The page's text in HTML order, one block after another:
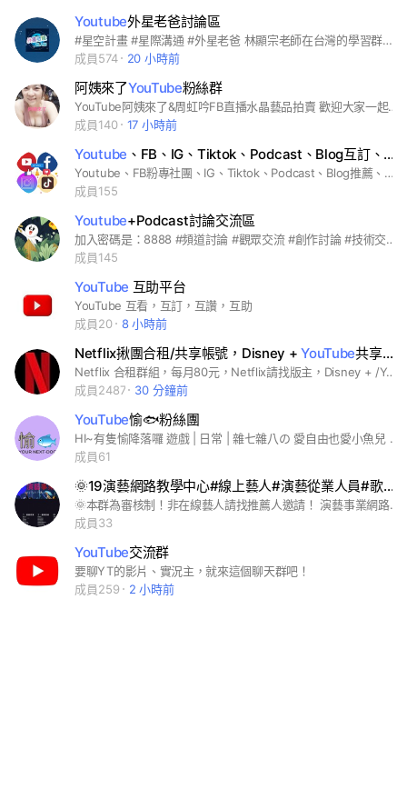
Youtube外星老爸討論區
#星空計畫 #星際溝通 #外星老爸 林顯宗老師在台灣的學習群組，以深層溝通、身心靈、宇宙星際訊息為主
成員574
20 小時前
阿姨來了YouTube粉絲群
YouTube阿姨來了&周虹吟FB直播水晶藝品拍賣 歡迎大家一起參與交流，切勿人身攻擊
成員140
17 小時前
Youtube 、FB、IG、Tiktok、Podcast、Blog互訂、互看,素材分享交流群
Youtube、FB粉專社團、IG、Tiktok、Podcast、Blog推薦、互訂、互看，歡迎分享或詢問有關製作網頁、影片素材互相交流，不歡迎招呼文、農場文、徵才文、廣告文、直播文、政治文、違反法律、公共秩序或善良風俗者等文章或圖片，一經發現一律刪除貼文+封鎖處理，恕不事先通知，勿發起團購、代購、買賣、交換、贈送。 #YouTube#Facebook#Podcast#IG#免費素材#Tiktok
成員155
Youtube+Podcast討論交流區
加入密碼是：8888 #頻道討論 #觀眾交流 #創作討論 #技術交流 #如何入門 #youtube #podcast
成員145
YouTube 互助平台
YouTube 互看，互訂，互讚，互助
成員20
8 小時前
Netflix揪團合租/共享帳號，Disney +YouTube共享帳號合租歡迎加入，疑難雜症討論
Netflix 合租群組，每月80元，Netflix請找版主，Disney + /Youtube Premium合租群組，每月58元
成員2487
30 分鐘前
YouTube愉🐟粉絲團
HI~有隻愉降落囉 遊戲 | 日常 | 雜七雜八の 愛自由也愛小魚兒 🤍 YouTube:愉🐟
成員61
🌞19演藝網路教學中心#線上藝人#演藝從業人員#歌星#演員#抖音視頻#
🌞本群為審核制！非在線藝人請找推薦人邀請！ 演藝事業網路教學中心#線上藝人#演藝從業人員#歌星#演員#抖音視頻#Youtube#Fb直播帶貨
成員33
YouTube交流群
要聊YT的影片、實況主，就來這個聊天群吧！
成員259
2 小時前